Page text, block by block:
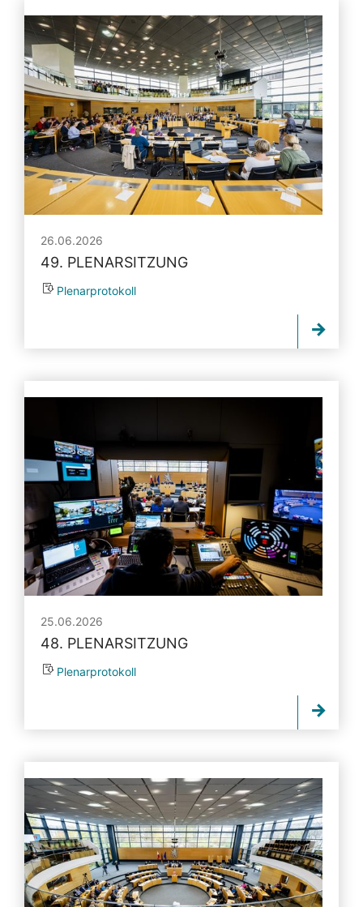
26.06.2026
49. PLENARSITZUNG
Plenarprotokoll
25.06.2026
48. PLENARSITZUNG
Plenarprotokoll